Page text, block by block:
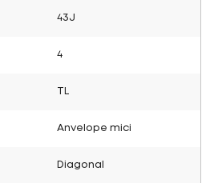
43J
4
Anvelope mici
Diagonal